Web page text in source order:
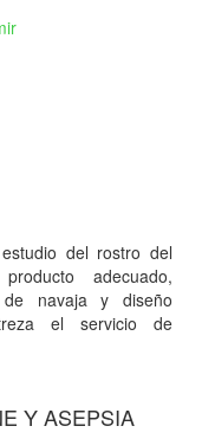
del rostro del
adecuado,
de navaja y diseño
el servicio de
Y ASEPSIA